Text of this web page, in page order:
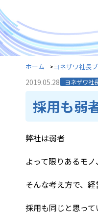
ホーム ヨネザワ社長
2019.05.28 ヨネザワ社
採用も弱
弊社は弱者
よって限りあるモ
そんな考え方で、
採用も同じと思って